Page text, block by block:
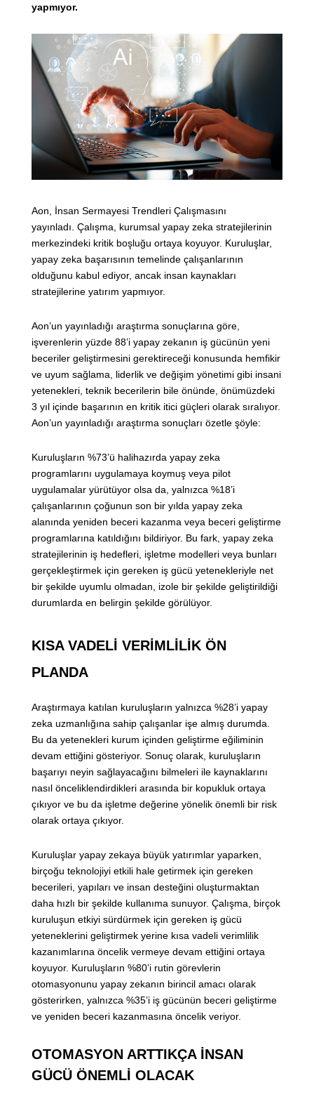
yapmıyor.
Aon, İnsan Sermayesi Trendleri Çalışmasını
yayınladı. Çalışma, kurumsal yapay zeka stratejilerinin
merkezindeki kritik boşluğu ortaya koyuyor. Kuruluşlar,
yapay zeka başarısının temelinde çalışanlarının
olduğunu kabul ediyor, ancak insan kaynakları
stratejilerine yatırım yapmıyor.
Aon’un yayınladığı araştırma sonuçlarına göre,
işverenlerin yüzde 88’i yapay zekanın iş gücünün yeni
beceriler geliştirmesini gerektireceği konusunda hemfikir
ve uyum sağlama, liderlik ve değişim yönetimi gibi insani
yetenekleri, teknik becerilerin bile önünde, önümüzdeki
3 yıl içinde başarının en kritik itici güçleri olarak sıralıyor.
Aon’un yayınladığı araştırma sonuçları özetle şöyle:
Kuruluşların %73’ü halihazırda yapay zeka
programlarını uygulamaya koymuş veya pilot
uygulamalar yürütüyor olsa da, yalnızca %18’i
çalışanlarının çoğunun son bir yılda yapay zeka
alanında yeniden beceri kazanma veya beceri geliştirme
programlarına katıldığını bildiriyor. Bu fark, yapay zeka
stratejilerinin iş hedefleri, işletme modelleri veya bunları
gerçekleştirmek için gereken iş gücü yetenekleriyle net
bir şekilde uyumlu olmadan, izole bir şekilde geliştirildiği
durumlarda en belirgin şekilde görülüyor.
KISA VADELİ VERİMLİLİK ÖN
PLANDA
Araştırmaya katılan kuruluşların yalnızca %28’i yapay
zeka uzmanlığına sahip çalışanlar işe almış durumda.
Bu da yetenekleri kurum içinden geliştirme eğiliminin
devam ettiğini gösteriyor. Sonuç olarak, kuruluşların
başarıyı neyin sağlayacağını bilmeleri ile kaynaklarını
nasıl önceliklendirdikleri arasında bir kopukluk ortaya
çıkıyor ve bu da işletme değerine yönelik önemli bir risk
olarak ortaya çıkıyor.
Kuruluşlar yapay zekaya büyük yatırımlar yaparken,
birçoğu teknolojiyi etkili hale getirmek için gereken
becerileri, yapıları ve insan desteğini oluşturmaktan
daha hızlı bir şekilde kullanıma sunuyor. Çalışma, birçok
kuruluşun etkiyi sürdürmek için gereken iş gücü
yeteneklerini geliştirmek yerine kısa vadeli verimlilik
kazanımlarına öncelik vermeye devam ettiğini ortaya
koyuyor. Kuruluşların %80’i rutin görevlerin
otomasyonunu yapay zekanın birincil amacı olarak
gösterirken, yalnızca %35’i iş gücünün beceri geliştirme
ve yeniden beceri kazanmasına öncelik veriyor.
OTOMASYON ARTTIKÇA İNSAN
GÜCÜ ÖNEMLİ OLACAK